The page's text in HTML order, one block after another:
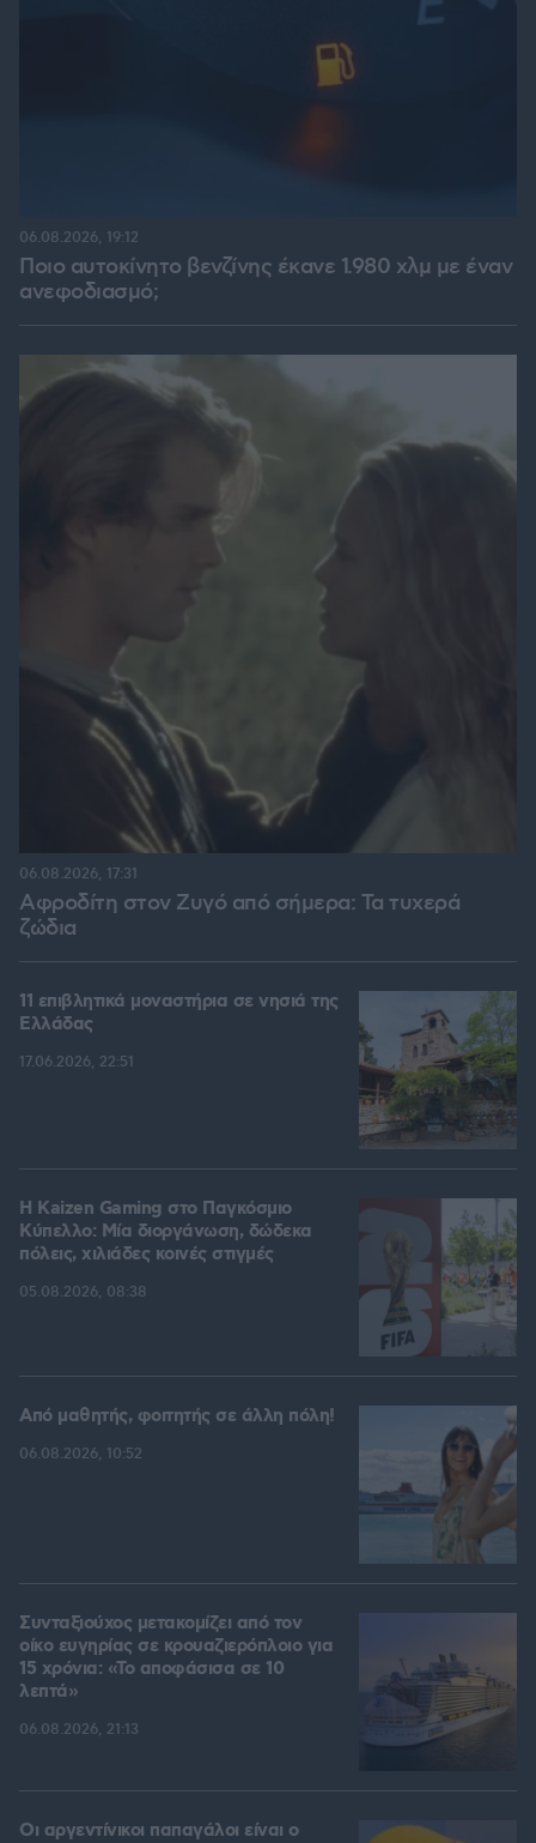
Ποιο αυτοκίνητο βενζίνης έκανε 1.980 χλμ με έναν
ανεφοδιασμό;
06.08.2026, 19:12
Αφροδίτη στον Ζυγό από σήμερα: Τα τυχερά
ζώδια
06.08.2026, 17:31
11 επιβλητικά μοναστήρια σε νησιά της
Ελλάδας
17.06.2026, 22:51
H Kaizen Gaming στο Παγκόσμιο
Kύπελλο: Μία διοργάνωση, δώδεκα
πόλεις, χιλιάδες κοινές στιγμές
05.08.2026, 08:38
Από μαθητής, φοιτητής σε άλλη πόλη!
06.08.2026, 10:52
Συνταξιούχος μετακομίζει από τον
οίκο ευγηρίας σε κρουαζιερόπλοιο για
15 χρόνια: «Το αποφάσισα σε 10
λεπτά»
06.08.2026, 21:13
Οι αργεντίνικοι παπαγάλοι είναι ο